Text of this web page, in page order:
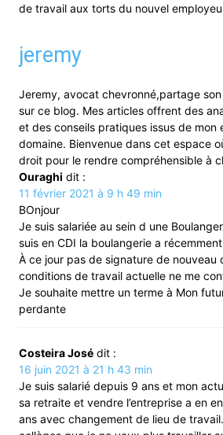
de travail aux torts du nouvel
jeremy
Jeremy, avocat chevronné,partage
sur ce blog. Mes articles offrent des
et des conseils pratiques issus de mon
domaine. Bienvenue dans cet espace
droit pour le rendre compréhensible à
Ouraghi dit :
11 février 2021 à 9 h 49 min
BOnjour
Je suis salariée au sein d une
suis en CDI la boulangerie a
À ce jour pas de signature de nouveau
conditions de travail actuelle ne me
Je souhaite mettre un terme à Mon
perdante
Costeira José dit :
16 juin 2021 à 21 h 43 min
Je suis salarié depuis 9 ans et mon
sa retraite et vendre l’entreprise a en
ans avec changement de lieu de